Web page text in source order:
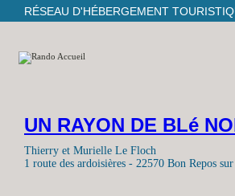
RÉSEAU D'HÉBERGEMENT
UN RAYON DE BLé
Thierry et Murielle Le Floch
1 route des ardoisières - 22570 Bon Repos